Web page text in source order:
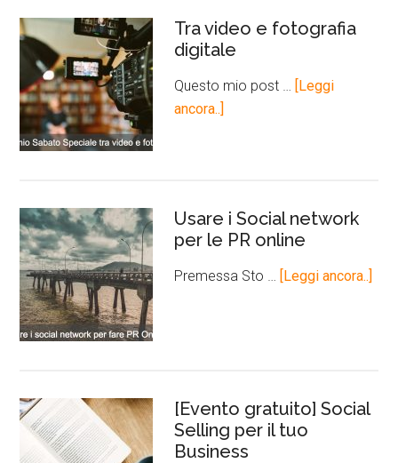
Tra video e fotografia
digitale
Questo mio post … [Leggi
ancora..]
Usare i Social network
per le PR online
Premessa Sto … [Leggi ancora..]
[Evento gratuito] Social
Selling per il tuo
Business